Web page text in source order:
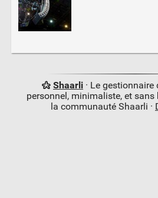
Shaarli· Le gestionnaire
personnel, minimaliste, et sans
la communauté Shaarli ·